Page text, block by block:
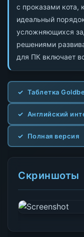
с проказами кота,
идеальный
усложняющихся
решениями
для ПК включает
Таблетка
Английский
Полная версия
Скриншоты